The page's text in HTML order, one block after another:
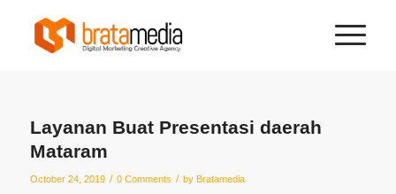
Layanan Buat Presentasi daerah
Mataram
October 24, 2019 / 0 Comments / by Bratamedia